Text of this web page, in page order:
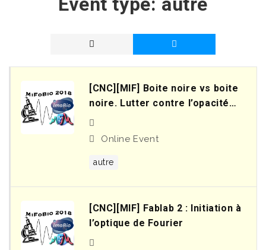
[CNC][MIF] Boite noire vs boite
noire. Lutter contre l’opacité
épistémologique
Online Event
autre
[CNC][MIF] Fablab 2 : Initiation à
l’optique de Fourier